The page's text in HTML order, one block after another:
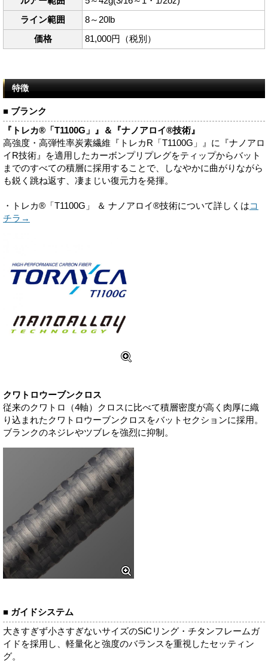
ライン範囲
8～20lb
価格
81,000円（税別）
特徴
■ ブランク
『トレカ®「T1100G」』＆『ナノアロイ®技術』
高強度・高弾性率炭素繊維『トレカR「T1100G」』に『ナノアロ
イR技術』を適用したカーボンプリプレグをティップからバット
までのすべての積層に採用することで、しなやかに曲がりながら
も鋭く跳ね返す、凄まじい復元力を発揮。
・トレカ®「T1100G」 ＆ ナノアロイ®技術について詳しくはコ
チラ→
クワトロウーブンクロス
従来のクワトロ（4軸）クロスに比べて積層密度が高く肉厚に織
り込まれたクワトロウーブンクロスをバットセクションに採用。
ブランクのネジレやツブレを強烈に抑制。
■ ガイドシステム
大きすぎず小さすぎないサイズのSiCリング・チタンフレームガ
イドを採用し、軽量化と強度のバランスを重視したセッティン
グ。